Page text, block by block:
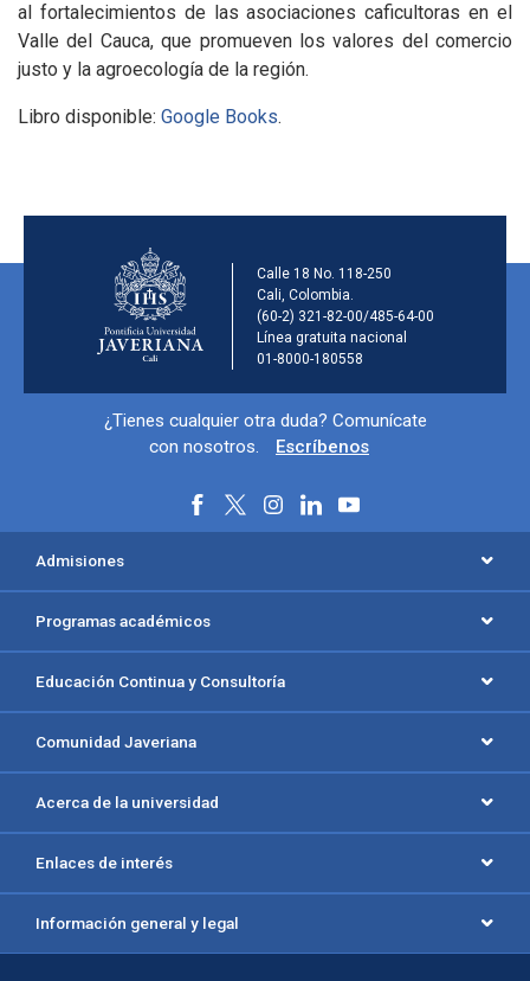
al fortalecimientos de las asociaciones caficultoras en el
Valle del Cauca, que promueven los valores del comercio
justo y la agroecología de la región.
Libro disponible: Google Books.
Información de la
Calle 18 No. 118-250
Cali, Colombia.
(60-2) 321-82-00/485-64-00
Línea gratuita nacional
01-8000-180558
Información y redes sociales
¿Tienes cualquier otra duda? Comunícate
con nosotros.
Escríbenos
Menú principal del footer
Admisiones
Programas académicos
Educación Continua y Consultoría
Comunidad Javeriana
Acerca de la universidad
Enlaces de interés
Información general y legal